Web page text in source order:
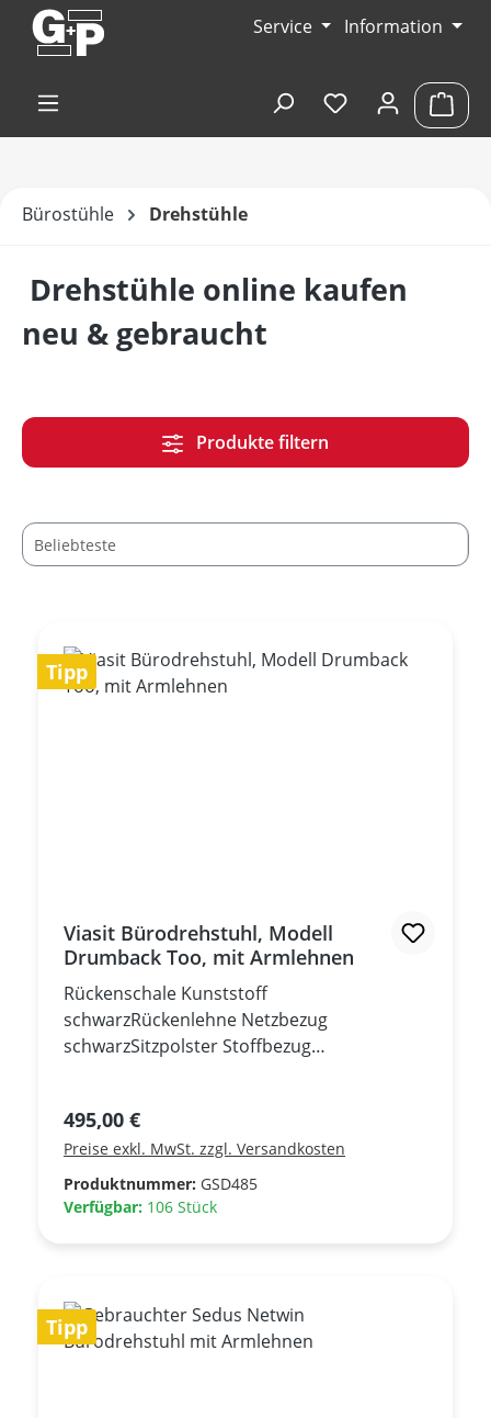
Zum Hauptinhalt springen Service Information
Du hast 0
Bürostühle Drehstühle
Drehstühle online kaufen
neu & gebraucht
Produkte filtern
Tipp
Viasit Bürodrehstuhl, Modell
Drumback Too, mit Armlehnen
Rückenschale Kunststoff
schwarzRückenlehne Netzbezug
schwarzSitzpolster Stoffbezug
RückenhöhenverstellungAuto-
Synchronmechanik mit zusätzlicher
FeinjustierungNeigungswinkel der
Rückenlehne in 3 Positionen
schwarz*** Unbenutzter Warenrückläufer
***
Regulärer Preis:
495,00 €
Preise exkl. MwSt. zzgl. Versandkosten
Produktnummer: GSD485
Verfügbar: 106 Stück
Tipp